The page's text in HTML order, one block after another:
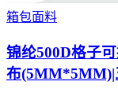
箱包面料
锦纶500D格子
布(5MM*5MM)|